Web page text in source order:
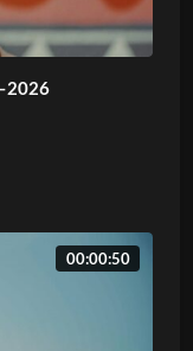
00:00:50